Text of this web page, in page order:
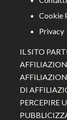
Cookie
Privacy
IL SITO
DI
PERCEPIRE